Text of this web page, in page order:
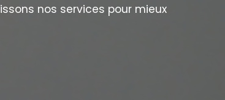
nos services pour mieux